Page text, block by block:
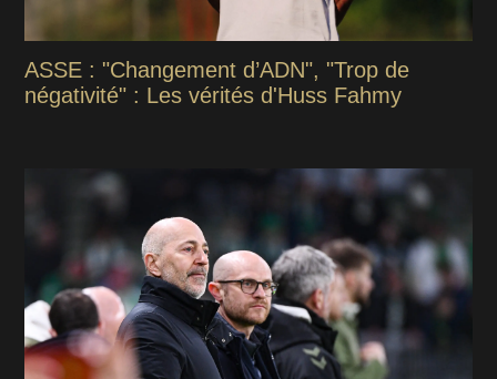
ASSE : "Changement d’ADN", "Trop de
négativité" : Les vérités d'Huss Fahmy